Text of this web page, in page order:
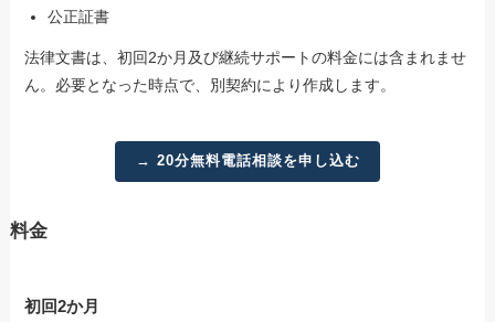
公正証書
法律文書は、初回2か月及び継続サポートの料金には含まれませ
ん。必要となった時点で、別契約により作成します。
→ 20分無料電話相談を申し込む
料金
初回2か月